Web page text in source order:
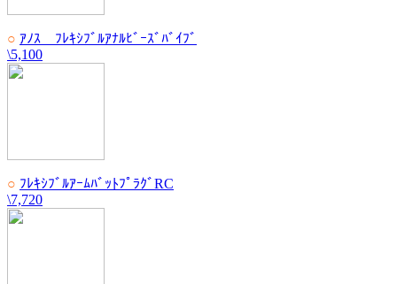
○ ｱﾉｽ ﾌﾚｷｼﾌﾞﾙｱﾅﾙﾋﾞｰｽﾞﾊﾞｲﾌﾞ
\5,100
○ ﾌﾚｷｼﾌﾞﾙｱｰﾑﾊﾞｯﾄﾌﾟﾗｸﾞRC
\7,720